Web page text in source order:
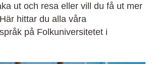
ut och resa eller vill du få ut mer
hittar du alla våra
på Folkuniversitetet i